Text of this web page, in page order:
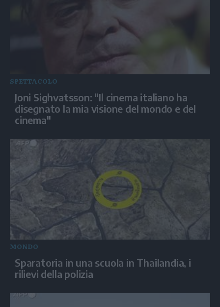
SPETTACOLO
Joni Sighvatsson: "Il cinema italiano ha
disegnato la mia visione del mondo e del
cinema"
MONDO
Sparatoria in una scuola in Thailandia, i
rilievi della polizia